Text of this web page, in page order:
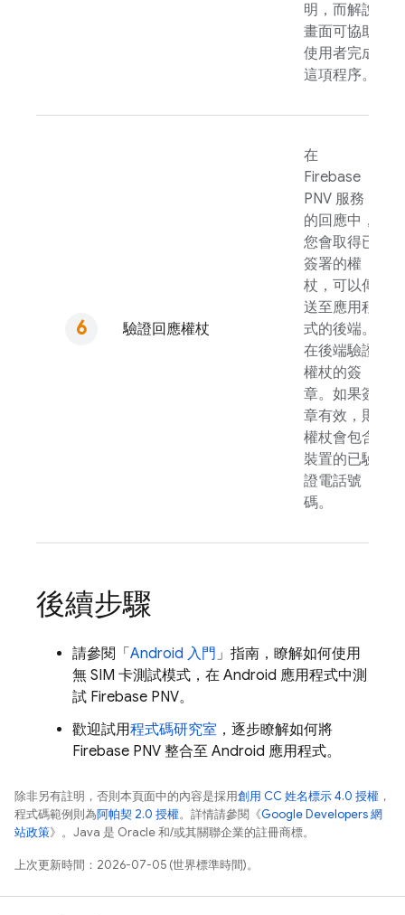
明，而解說
畫面可協助
使用者完成
這項程序。
驗證回應權杖
在
Firebase
PNV 服務
的回應中，
您會取得已
簽署的權
杖，可以傳
送至應用程
式的後端。
在後端驗證
權杖的簽
章。如果簽
章有效，則
權杖會包含
裝置的已驗
證電話號
碼。
後續步驟
請參閱「 Android 入門 」指南，瞭解如何使用
無 SIM 卡測試模式，在 Android 應用程式中測
試 Firebase PNV。
歡迎試用程式碼研究室 ，逐步瞭解如何將
Firebase PNV 整合至 Android 應用程式。
除非另有註明，否則本頁面中的內容是採用創用 CC 姓名標示 4.0 授權 ，
程式碼範例則為阿帕契 2.0 授權。詳情請參閱《Google Developers 網
站政策》。Java 是 Oracle 和/或其關聯企業的註冊商標。
上次更新時間：2026-07-05 (世界標準時間)。